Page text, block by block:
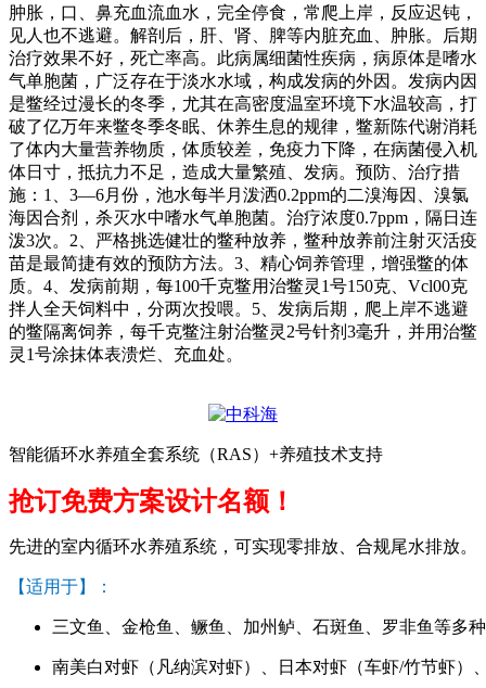
肿胀，口、鼻充血流血水，完全停食，常爬上岸，反应迟钝，
见人也不逃避。解剖后，肝、肾、脾等内脏充血、肿胀。后期
治疗效果不好，死亡率高。此病属细菌性疾病，病原体是嗜水
气单胞菌，广泛存在于淡水水域，构成发病的外因。发病内因
是鳖经过漫长的冬季，尤其在高密度温室环境下水温较高，打
破了亿万年来鳖冬季冬眠、休养生息的规律，鳖新陈代谢消耗
了体内大量营养物质，体质较差，免疫力下降，在病菌侵入机
体日寸，抵抗力不足，造成大量繁殖、发病。预防、治疗措
施： 1 3―6月份，池水每半月泼洒0.2ppm的二溴海因、溴氯
海因合剂，杀灭水中嗜水气单胞菌。治疗浓度0.7ppm ，隔日连
泼3次。 2 、严格挑选健壮的鳖种放养，鳖种放养前注射灭活疫
苗是最简捷有效的预防方法。 3 、精心饲养管理，增强鳖的体
质。 4 、发病前期，每100千克鳖用治鳖灵 1号150克、 Vcl00克
拌人全天饲料中，分两次投喂。 5 、发病后期，爬上岸不逃避
的鳖隔离饲养，每千克鳖注射治鳖灵 2号针剂 3毫升，并用治鳖
灵 1号涂抹体表溃烂、充血处。
智能循环水养殖全套系统（RAS）+养殖技术支持
抢订免费方案设计名额！
先进的室内循环水养殖系统，可实现零排放、合规尾水排放。
【适用于】：
三文鱼、金枪鱼、鳜鱼、加州鲈、石斑鱼、罗非鱼等多
南美白对虾（凡纳滨对虾）、日本对虾（车虾/竹节虾）